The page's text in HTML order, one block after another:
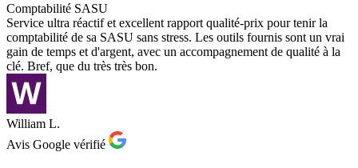
Comptabilité SASU
Service ultra réactif et excellent rapport qualité-prix pour tenir la
comptabilité de sa SASU sans stress. Les outils fournis sont un vrai
gain de temps et d'argent, avec un accompagnement de qualité à la
clé. Bref, que du très très bon.
William L.
Avis Google vérifié